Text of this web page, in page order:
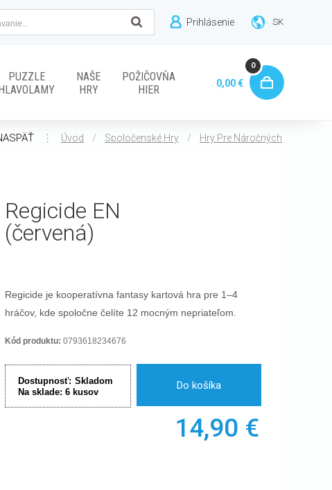
SK
PUZZLE
NAŠE
HRY
POŽIČOVŇA
HIER
Prihlásenie
0,00 €
0
⋮ Úvod / Spoločenské Hry / Hry Pre Náročných
Regicide EN
(červená)
Regicide je kooperatívna fantasy kartová hra pre 1–4
hráčov, kde spoločne čelíte 12 mocným nepriateľom.
Kód produktu: 0793618234676
Dostupnosť: Skladom
Na sklade: 6 kusov
Do košíka
14,90 €